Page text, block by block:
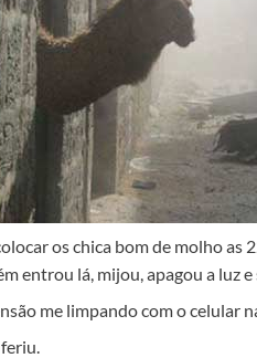
os chica bom de molho
entrou lá, mijou, apagou a luz e
me limpando com o celular